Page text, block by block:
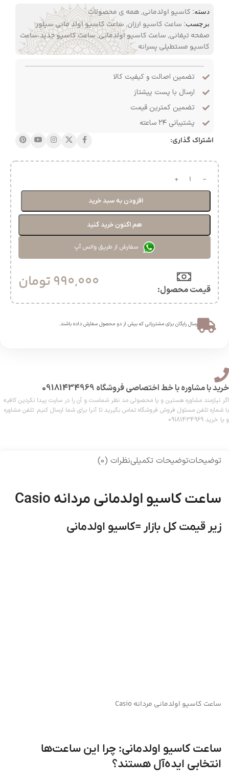
دسته: کاسیو اولدمانی, همه ی محصولات
برچسب: ساعت کاسیو ارزان, ساعت کاسیو اولد مانی سیلور
صفحه تیفانی, ساعت کاسیو اولدمانی,ساعت کاسیو جدید،ساعت
کاسیو مستطیلی پسرانه
تضمین اصالت و کیفیت کالا
ارسال با پست پیشتاز
تضمین کمترین قیمت
پشتیبانی ۲۴ ساعته
اشتراک گذاری:
افزودن به سبد خرید
هم اکنون خرید کنید
سفارش از طریق واتس آپ
قیمت محصول:​ 990,000تومان
ارسال رایگان برای مشتریانی که بیش از دو محصول سفارش داده باشند.​
خرید با مشاوره با خط اختصاصی فروشگاه 09181434969
اگر نیازمند مشاوره هستین و یا محصولی مد نظر شماست و آن را در سایت پیدا نکردین کافیه
با شماره تلفن مسئول فروش فروشگاه تماس بگیرید تا آنرا برای شما ارسال کنیم. تلفن مشاوره
و یا خرید 09181434969
توضیحاتتوضیحات تکمیلینظرات (0)
ساعت کاسیو اولدمانی مردانه Casio
زیر قیمت کل بازار =کاسیو اولدمانی
ساعت کاسیو اولدمانی مردانه Casio
ساعت کاسیو اولدمانی: چرا این ساعت‌ها
انتخابی ایده‌آل هستند؟